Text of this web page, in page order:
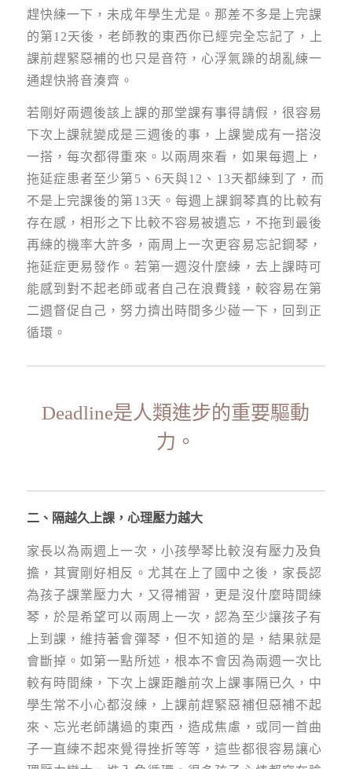
趕快練一下，未成年學生尤是。那差不多是上完課
的第12天後，老師教的東西你已經完全忘記了，上
課前趕緊惡補的也只是音符，心浮氣躁的胡亂練一
通趕快將音湊齊。
若剛好兩週後該上課的那堂課有事得請假，很容易
下次上課就變成是三週後的事，上課變成有一搭沒
一搭，每次都得重來。以兩周來看，如果每週上，
拖延症患者至少第5、6天與12、13天都練到了，而
不是上完課後的第13天。每週上課鋼琴真的比較有
存在感，相形之下比較不容易被遺忘，不拖到最後
再練的機率大許多，兩周上一次更容易忘記鋼琴，
拖延症更易發作。若第一週沒什麼練，去上課時可
能感到對不起老師或者自己在浪費錢，較容易在第
二週督促自己，努力擠出時間多少碰一下，回到正
循環。
Deadline是人類進步的重要驅動
力。
二、隔越久上課，心理壓力越大
家長以為兩週上一次，小孩學琴比較沒有壓力及負
擔，其實剛好相反。尤其在上了國中之後，家長認
為孩子課業壓力大，又得補習，更是沒什麼時間練
琴，於是希望可以兩周上一次，認為至少讓孩子有
上到課，維持著會彈琴，但不知道的是，結果就是
會斷掉。如第一點所述，根本不會因為兩週一次比
較有時間練，下次上課距離前次上課事隔已久，中
學生常不小心都沒練，上課前趕緊惡補但惡補不起
來、忘光老師講過的東西，造成焦慮，或同一首曲
子一直練不起來覺得挫折等等，這些都很容易讓心